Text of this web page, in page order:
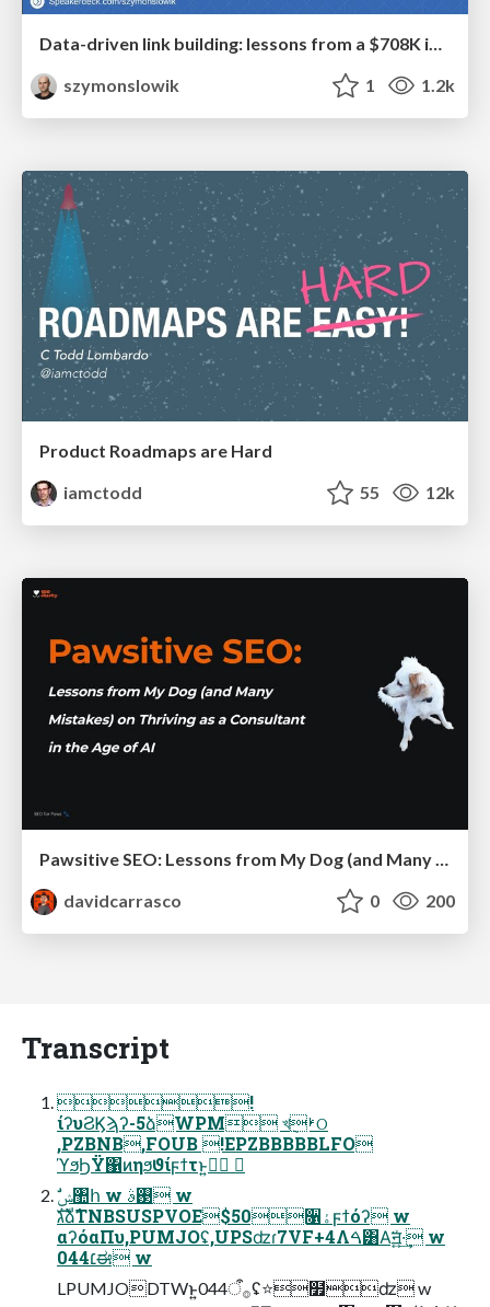
Data-driven link building: lessons from a $708K investment (BrightonSEO talk)
szymonslowik
1 1.2k
Product Roadmaps are Hard
iamctodd
55 12k
davidcarrasco
0 200
Transcript
!
ίʔυϨϏϡʔ-5ձWPM খࢁ݈ଠ
,PZBNB,FOUB !EPZBBBBBLFO
ϓϧϦΫ΁ͷηϧϑίϝϯτͱ͍͏খٕ 
גࣜձࣾTNBSUSPVOE$50૑ۀϝϯόʔ w
αʔόαΠυ,PUMJOʢ,UPSʣɾ7VF+4Λࠓ͸Α͘ॻ͍͍ͯ·͢ w
044׆ಈ w
LPUMJODTWͱ͍͏044࡞ऀʢ⭐໿ʣ w